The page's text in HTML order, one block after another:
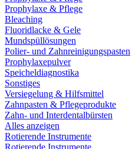
Prophylaxe & Pflege
Bleaching
Fluoridlacke & Gele
Mundspüllösungen
Polier- und Zahnreinigungspasten
Prophylaxepulver
Speicheldiagnostika
Sonstiges
Versiegelung & Hilfsmittel
Zahnpasten & Pflegeprodukte
Zahn- und Interdentalbürsten
Alles anzeigen
Rotierende Instrumente
Rotierende Instrumente